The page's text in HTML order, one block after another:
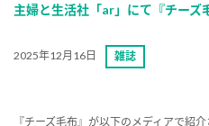
主婦と生活社「ar」にて『チーズ
2025年12月16日 雑誌
『チーズ毛布』が以下のメディアで紹介